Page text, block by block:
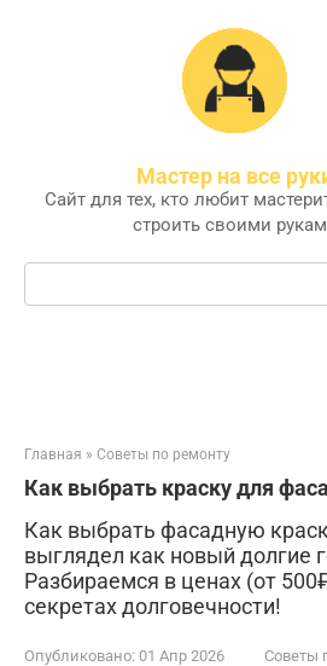
Мастер на все
Сайт для тех, кто любит
строить своими
Поиск:
Главная » Советы по ремонту
Как выбрать краску для
Как выбрать фасадную
выглядел как новый долгие
Разбираемся в ценах (от
секретах долговечности!
Опубликовано: 01 Апр 2026 Советы